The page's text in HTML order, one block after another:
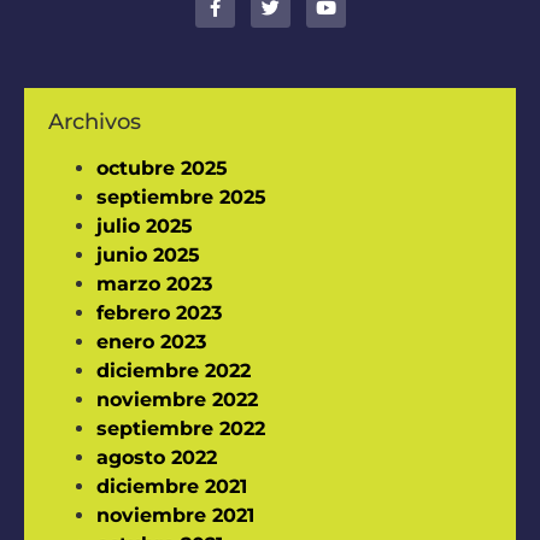
Archivos
octubre 2025
septiembre 2025
julio 2025
junio 2025
marzo 2023
febrero 2023
enero 2023
diciembre 2022
noviembre 2022
septiembre 2022
agosto 2022
diciembre 2021
noviembre 2021